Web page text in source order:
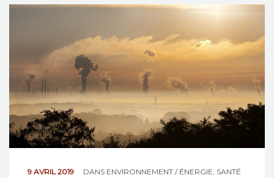
LA CCA-GE
NOS ACTIONS
CONTACT
9 AVRIL 2019 DANS ENVIRONNEMENT / ÉNERGIE SANTÉ